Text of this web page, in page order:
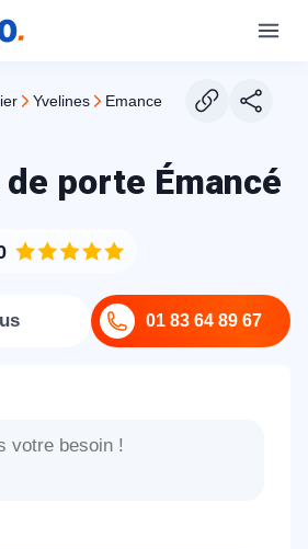
yvelines emance
porte Émancé
01 83 64 89 67